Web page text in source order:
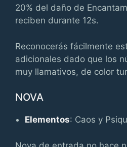
20% del daño de
reciben durante 12s.
Reconocerás fácilmente
adicionales dado que los
muy llamativos, de color
NOVA
Elementos: Caos y